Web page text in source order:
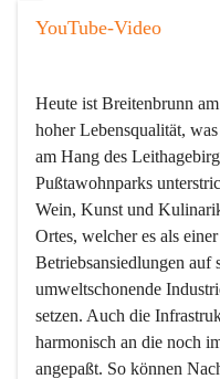
YouTube-Video
Heute ist Breitenbrunn
hoher Lebensqualität,
am Hang des
Pußtawohnparks
Wein, Kunst und
Ortes, welcher es als
Betriebsansiedlungen auf
umweltschonende
setzen. Auch die
harmonisch an die noch
angepaßt. So können